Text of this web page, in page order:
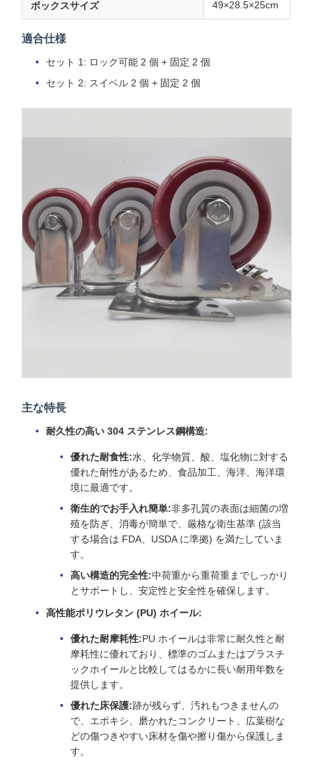
ボックスサイズ 49×28.5×25cm
適合仕様
セット 1: ロック可能 2 個 + 固定 2 個
セット 2: スイベル 2 個 + 固定 2 個
主な特長
耐久性の高い 304 ステンレス鋼構造:
優れた耐食性:水、化学物質、酸、塩化物に対する
優れた耐性があるため、食品加工、海洋、海洋環
境に最適です。
衛生的でお手入れ簡単:非多孔質の表面は細菌の増
殖を防ぎ、消毒が簡単で、厳格な衛生基準 (該当
する場合は FDA、USDA に準拠) を満たしていま
す。
高い構造的完全性:中荷重から重荷重までしっかり
とサポートし、安定性と安全性を確保します。
高性能ポリウレタン (PU) ホイール:
優れた耐摩耗性:PU ホイールは非常に耐久性と耐
摩耗性に優れており、標準のゴムまたはプラスチ
ックホイールと比較してはるかに長い耐用年数を
提供します。
優れた床保護:跡が残らず、汚れもつきませんの
で、エポキシ、磨かれたコンクリート、広葉樹な
どの傷つきやすい床材を傷や擦り傷から保護しま
す。